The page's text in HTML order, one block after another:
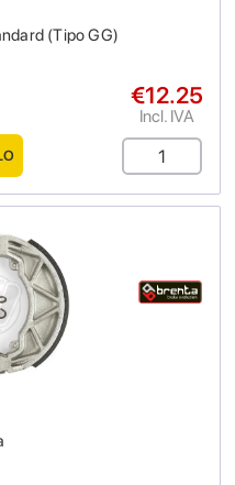
(Tipo GG)
€12.25
Incl. IVA